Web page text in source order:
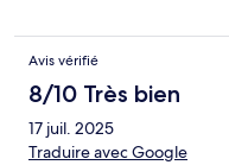
Avis vérifié
8/10 Très bien
17 juil. 2025
Traduire avec Google